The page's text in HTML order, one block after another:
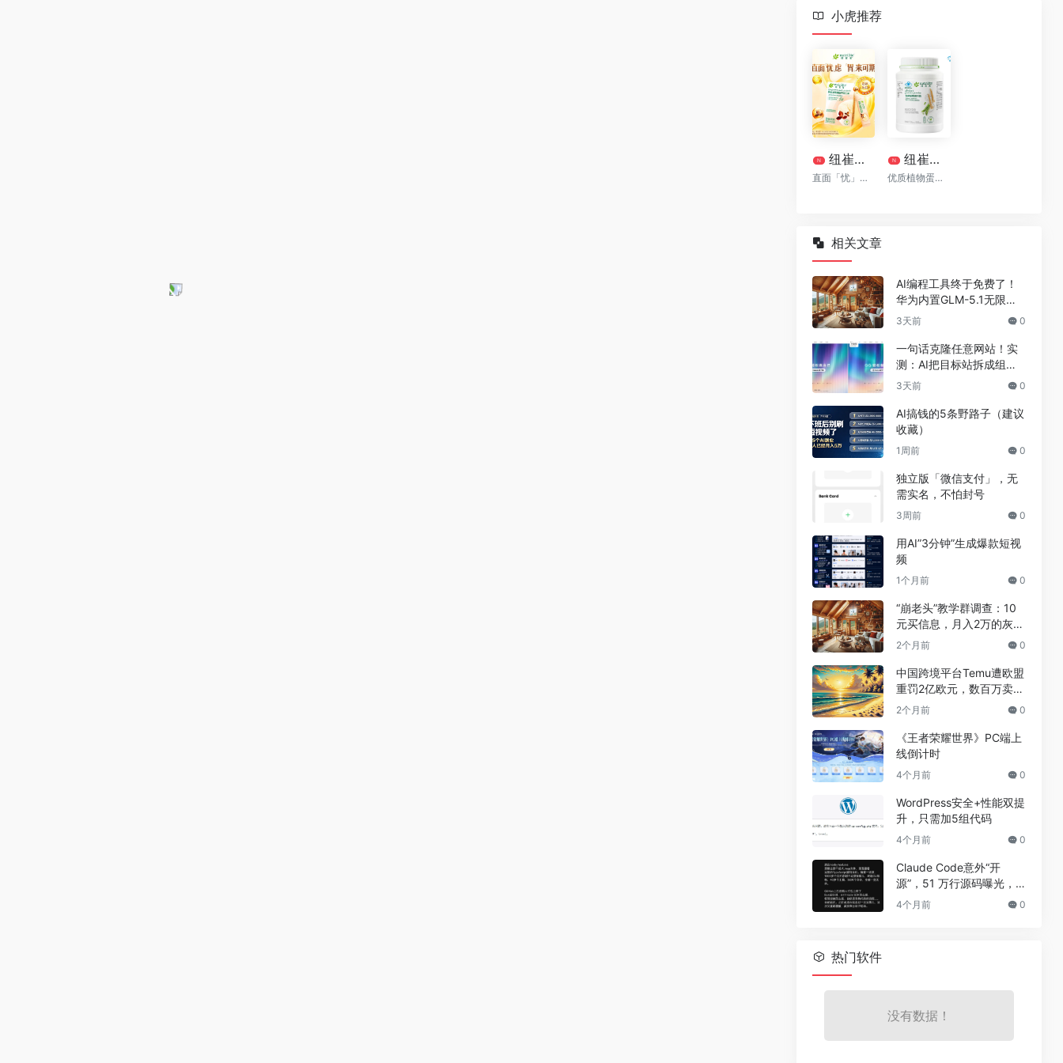
小虎推荐
N 纽崔莱清幽植萃益生菌[清幽菌]
直面「忧」虑 「胃」来可期
N 纽崔莱®多种植物蛋白粉770克
优质植物蛋白质
相关文章
AI编程工具终于免费了！
华为内置GLM-5.1无限
用，npm装完就能写代码
3天前 0
一句话克隆任意网站！实
测：AI把目标站拆成组
件，差异不到5%
3天前 0
AI搞钱的5条野路子（建议
收藏）
1周前 0
独立版「微信支付」，无
需实名，不怕封号
3周前 0
用AI”3分钟”生成爆款短视
频
1个月前 0
“崩老头”教学群调查：10
元买信息，月入2万的灰色
兼职真相
2个月前 0
中国跨境平台Temu遭欧盟
重罚2亿欧元，数百万卖家
恐受牵连
2个月前 0
《王者荣耀世界》PC端上
线倒计时
4个月前 0
WordPress安全+性能双提
升，只需加5组代码
4个月前 0
Claude Code意外“开
源”，51 万行源码曝光，
但真正的秘密没有泄露
4个月前 0
热门软件
没有数据！